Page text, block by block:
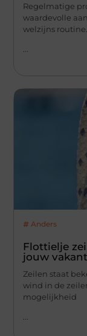
Regelmatige
waardevolle
welzijns
Anders
Flottielje
jouw
Zeilen staat
wind in de
mogelijkheid
...